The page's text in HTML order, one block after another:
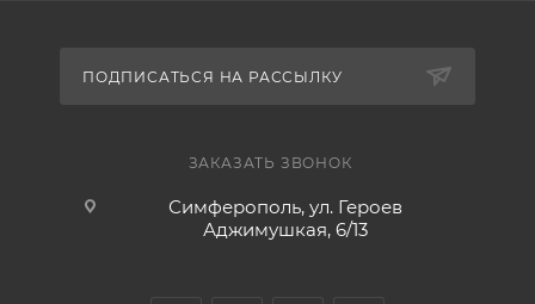
ПОДПИСАТЬСЯ НА РАССЫЛКУ
ЗАКАЗАТЬ ЗВОНОК
Симферополь, ул. Героев
Аджимушкая, 6/13